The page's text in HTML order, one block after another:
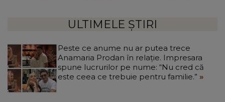
ULTIMELE ȘTIRI
Peste ce anume nu ar putea trece
Anamaria Prodan în relație. Impresara
spune lucrurilor pe nume: “Nu cred că
este ceea ce trebuie pentru familie.”